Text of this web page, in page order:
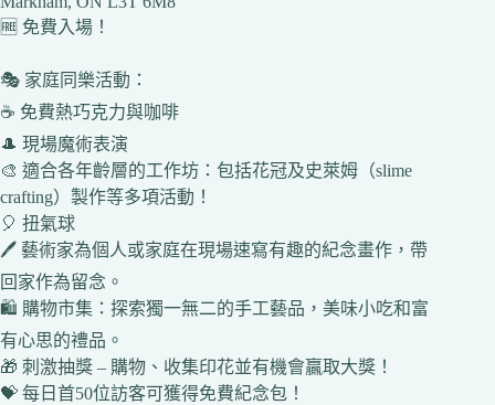
🆓 免費入場！
🎭 家庭同樂活動：
☕ 免費熱巧克力與咖啡
🎩 現場魔術表演
🎨 適合各年齡層的工作坊：包括花冠及史萊姆（slime
crafting）製作等多項活動！
🎈 扭氣球
🖊 藝術家為個人或家庭在現場速寫有趣的紀念畫作，帶
回家作為留念。
🛍 購物市集：探索獨一無二的手工藝品，美味小吃和富
有心思的禮品。
🎁 刺激抽獎 – 購物、收集印花並有機會贏取大獎！
💝 每日首50位訪客可獲得免費紀念包！